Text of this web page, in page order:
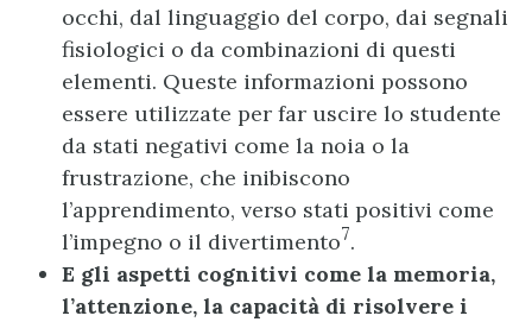
occhi, dal linguaggio del corpo, dai segnali
fisiologici o da combinazioni di questi
elementi. Queste informazioni possono
essere utilizzate per far uscire lo studente
da stati negativi come la noia o la
frustrazione, che inibiscono
l’apprendimento, verso stati positivi come
l’impegno o il divertimento7.
E gli aspetti cognitivi come la memoria,
l’attenzione, la capacità di risolvere i